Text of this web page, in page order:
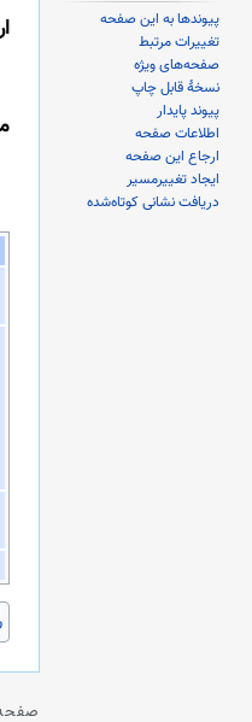
پیوندها به این صفحه
تغییرات مرتبط
صفحه‌های ویژه
نسخهٔ قابل چاپ
پیوند پایدار
اطلاعات صفحه
ارجاع این صفحه
ایجاد تغییرمسیر
دریافت نشانی کوتاه‌شده